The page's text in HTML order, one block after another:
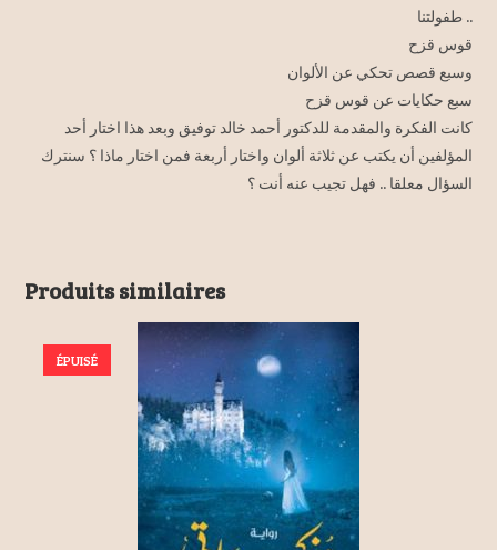
طفولتنا ..
قوس قزح
وسبع قصص تحكي عن الألوان
سبع حكايات عن قوس قزح
كانت الفكرة والمقدمة للدكتور أحمد خالد توفيق وبعد هذا اختار أحد
المؤلفين أن يكتب عن ثلاثة ألوان واختار أربعة فمن اختار ماذا ؟ سنترك
السؤال معلقا .. فهل تجيب عنه أنت ؟
Produits similaires
ÉPUISÉ